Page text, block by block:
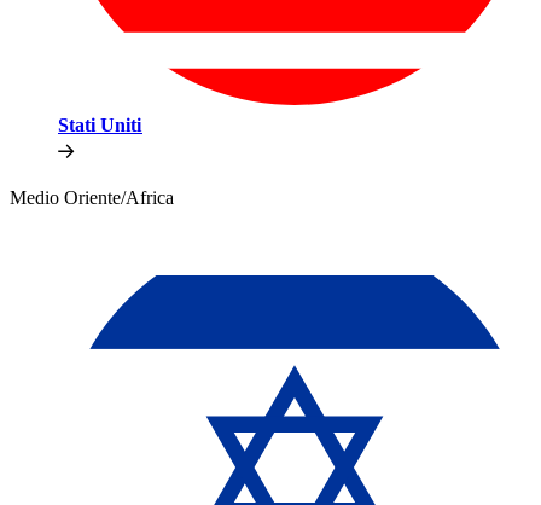
Stati Uniti​​
Medio Oriente/Africa​​